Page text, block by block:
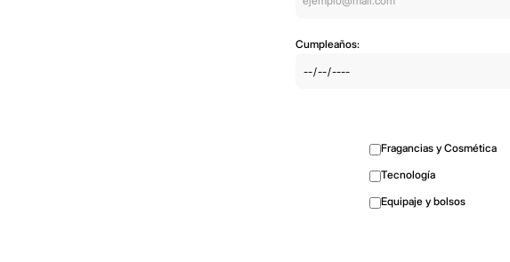
Cumpleaños:
Fragancias y Cosmética
Tecnología
Equipaje y bolsos